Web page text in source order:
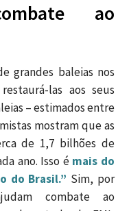
ao
grandes baleias nos
las aos seus
– estimados entre
mostram que as
de 1,7 bilhões de
ano. Isso é mais do
do Brasil.” Sim, por
combate ao